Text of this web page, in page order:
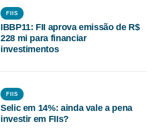
FIIS
IBBP11: FII aprova emissão de R$
228 mi para financiar
investimentos
FIIS
Selic em 14%: ainda vale a pena
investir em FIIs?